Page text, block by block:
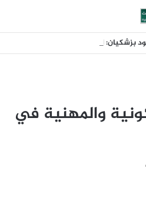
والمهنية في